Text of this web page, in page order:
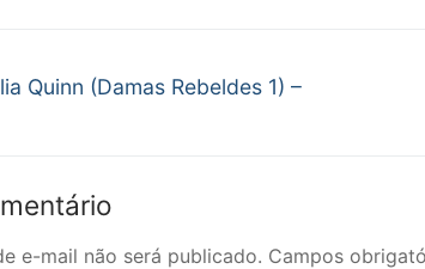
Quinn (Damas Rebeldes 1) –
e-mail não será publicado. Campos